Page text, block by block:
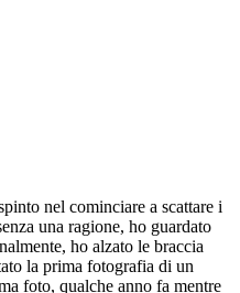
nel cominciare a scattare i
una ragione, ho guardato
ho alzato le braccia
la prima fotografia di un
foto, qualche anno fa mentre